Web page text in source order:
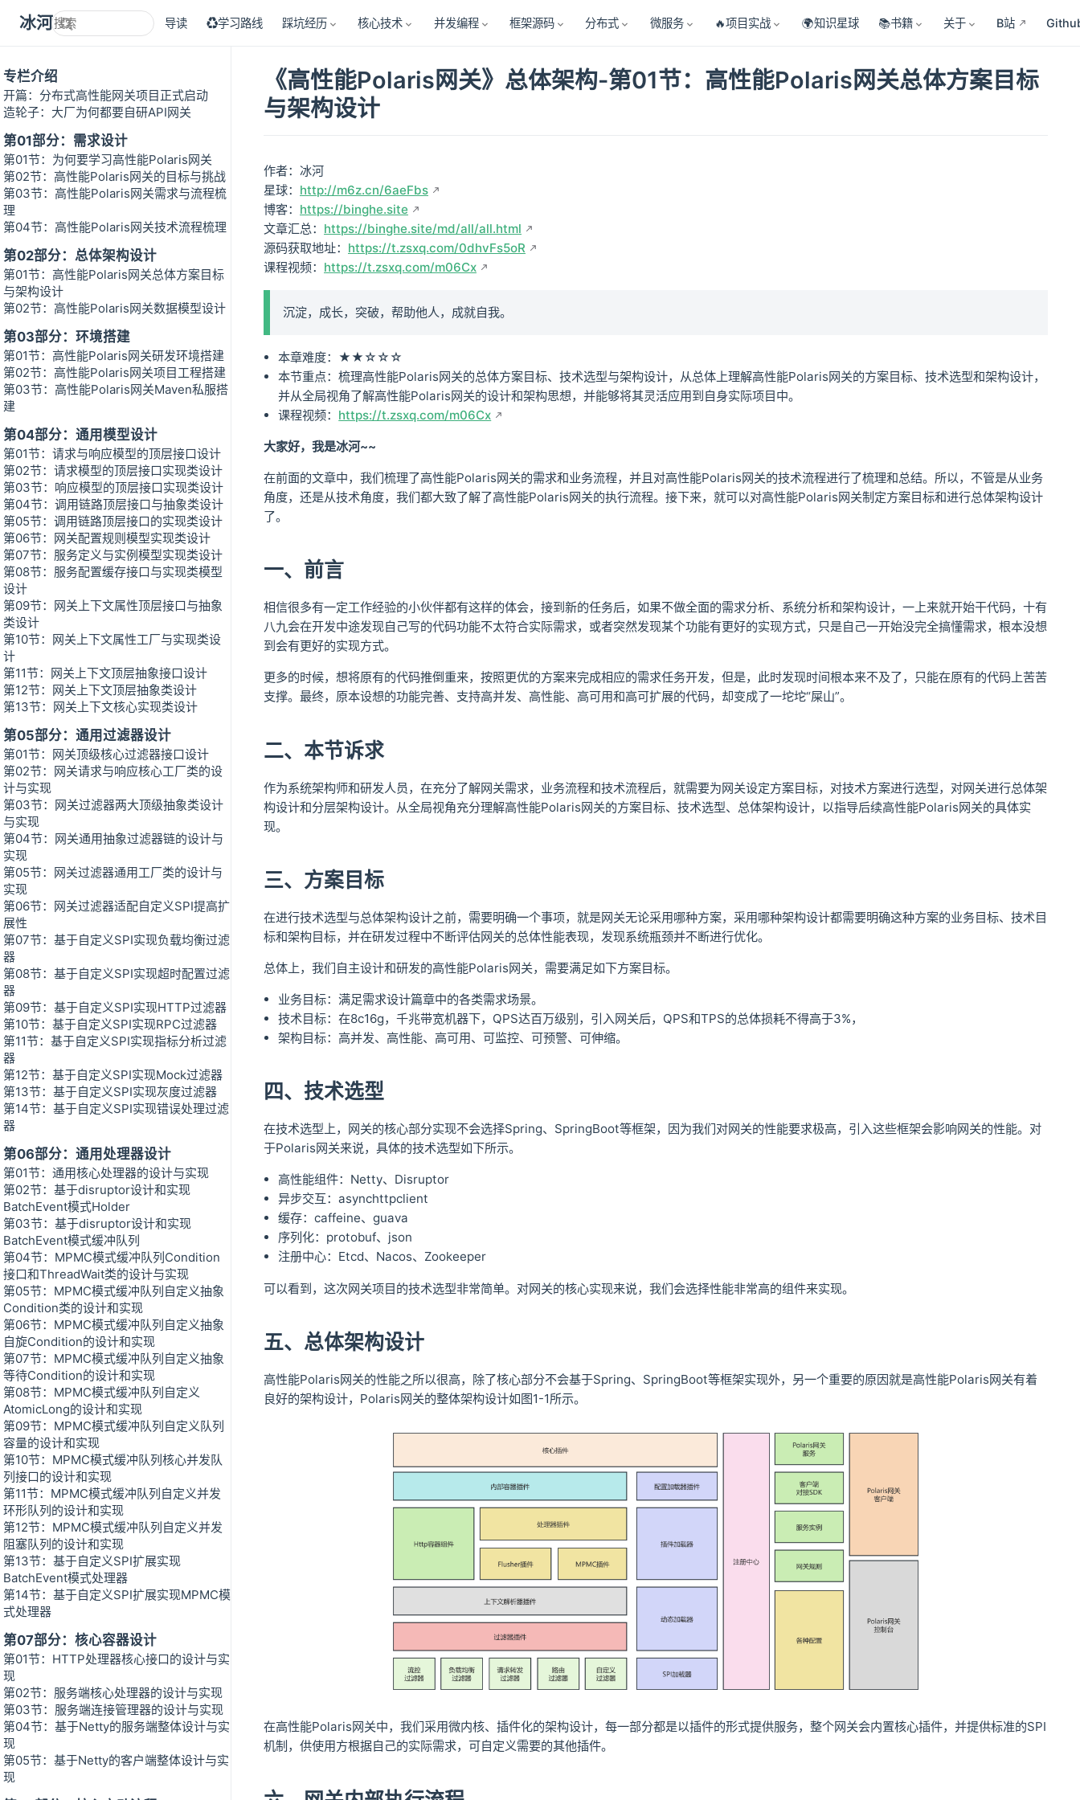
冰河技术 导读 ♻学习路线 踩坑经历 核心技术 并发编程 框架源码 分布式 微服务 🔥项目实战 🌍知识星球 📚书籍 关于 B站
专栏介绍
开篇：分布式高性能网关项目正式启动
造轮子：大厂为何都要自研API网关
第01部分：需求设计
第01节：为何要学习高性能Polaris网关
第02节：高性能Polaris网关的目标与挑战
第03节：高性能Polaris网关需求与流程梳
理
第04节：高性能Polaris网关技术流程梳理
第02部分：总体架构设计
第01节：高性能Polaris网关总体方案目标
与架构设计
第02节：高性能Polaris网关数据模型设计
第03部分：环境搭建
第01节：高性能Polaris网关研发环境搭建
第02节：高性能Polaris网关项目工程搭建
第03节：高性能Polaris网关Maven私服搭
建
第04部分：通用模型设计
第01节：请求与响应模型的顶层接口设计
第02节：请求模型的顶层接口实现类设计
第03节：响应模型的顶层接口实现类设计
第04节：调用链路顶层接口与抽象类设计
第05节：调用链路顶层接口的实现类设计
第06节：网关配置规则模型实现类设计
第07节：服务定义与实例模型实现类设计
第08节：服务配置缓存接口与实现类模型
设计
第09节：网关上下文属性顶层接口与抽象
类设计
第10节：网关上下文属性工厂与实现类设
计
第11节：网关上下文顶层抽象接口设计
第12节：网关上下文顶层抽象类设计
第13节：网关上下文核心实现类设计
第05部分：通用过滤器设计
第01节：网关顶级核心过滤器接口设计
第02节：网关请求与响应核心工厂类的设
计与实现
第03节：网关过滤器两大顶级抽象类设计
与实现
第04节：网关通用抽象过滤器链的设计与
实现
第05节：网关过滤器通用工厂类的设计与
实现
第06节：网关过滤器适配自定义SPI提高扩
展性
第07节：基于自定义SPI实现负载均衡过滤
器
第08节：基于自定义SPI实现超时配置过滤
器
第09节：基于自定义SPI实现HTTP过滤器
第10节：基于自定义SPI实现RPC过滤器
第11节：基于自定义SPI实现指标分析过滤
器
第12节：基于自定义SPI实现Mock过滤器
第13节：基于自定义SPI实现灰度过滤器
第14节：基于自定义SPI实现错误处理过滤
器
第06部分：通用处理器设计
第01节：通用核心处理器的设计与实现
第02节：基于disruptor设计和实现
BatchEvent模式Holder
第03节：基于disruptor设计和实现
BatchEvent模式缓冲队列
第04节：MPMC模式缓冲队列Condition
接口和ThreadWait类的设计与实现
第05节：MPMC模式缓冲队列自定义抽象
Condition类的设计和实现
第06节：MPMC模式缓冲队列自定义抽象
自旋Condition的设计和实现
第07节：MPMC模式缓冲队列自定义抽象
等待Condition的设计和实现
第08节：MPMC模式缓冲队列自定义
AtomicLong的设计和实现
第09节：MPMC模式缓冲队列自定义队列
容量的设计和实现
第10节：MPMC模式缓冲队列核心并发队
列接口的设计和实现
第11节：MPMC模式缓冲队列自定义并发
环形队列的设计和实现
第12节：MPMC模式缓冲队列自定义并发
阻塞队列的设计和实现
第13节：基于自定义SPI扩展实现
BatchEvent模式处理器
第14节：基于自定义SPI扩展实现MPMC模
式处理器
第07部分：核心容器设计
第01节：HTTP处理器核心接口的设计与实
现
第02节：服务端核心处理器的设计与实现
第03节：服务端连接管理器的设计与实现
第04节：基于Netty的服务端整体设计与实
现
第05节：基于Netty的客户端整体设计与实
现
《高性能Polaris网关》总体架构-第01节：高性能Polaris网关总体方案目标
与架构设计
作者：冰河
星球： http://m6z.cn/6aeFbs
博客： https://binghe.site
文章汇总： https://binghe.site/md/all/all.html
源码获取地址： https://t.zsxq.com/0dhvFs5oR
课程视频： https://t.zsxq.com/m06Cx
沉淀，成长，突破，帮助他人，成就自我。
本章难度：★★☆☆☆
本节重点：梳理高性能Polaris网关的总体方案目标、技术选型与架构设计，从总体上理解高性能Polaris网关的方案目标、技术选型和架构设计，
并从全局视角了解高性能Polaris网关的设计和架构思想，并能够将其灵活应用到自身实际项目中。
课程视频： https://t.zsxq.com/m06Cx
大家好，我是冰河~~
在前面的文章中，我们梳理了高性能Polaris网关的需求和业务流程，并且对高性能Polaris网关的技术流程进行了梳理和总结。所以，不管是从业务
角度，还是从技术角度，我们都大致了解了高性能Polaris网关的执行流程。接下来，就可以对高性能Polaris网关制定方案目标和进行总体架构设计
了。
一、前言
相信很多有一定工作经验的小伙伴都有这样的体会，接到新的任务后，如果不做全面的需求分析、系统分析和架构设计，一上来就开始干代码，十有
八九会在开发中途发现自己写的代码功能不太符合实际需求，或者突然发现某个功能有更好的实现方式，只是自己一开始没完全搞懂需求，根本没想
到会有更好的实现方式。
更多的时候，想将原有的代码推倒重来，按照更优的方案来完成相应的需求任务开发，但是，此时发现时间根本来不及了，只能在原有的代码上苦苦
支撑。最终，原本设想的功能完善、支持高并发、高性能、高可用和高可扩展的代码，却变成了一坨坨“屎山”。
二、本节诉求
作为系统架构师和研发人员，在充分了解网关需求，业务流程和技术流程后，就需要为网关设定方案目标，对技术方案进行选型，对网关进行总体架
构设计和分层架构设计。从全局视角充分理解高性能Polaris网关的方案目标、技术选型、总体架构设计，以指导后续高性能Polaris网关的具体实
现。
三、方案目标
在进行技术选型与总体架构设计之前，需要明确一个事项，就是网关无论采用哪种方案，采用哪种架构设计都需要明确这种方案的业务目标、技术目
标和架构目标，并在研发过程中不断评估网关的总体性能表现，发现系统瓶颈并不断进行优化。
总体上，我们自主设计和研发的高性能Polaris网关，需要满足如下方案目标。
业务目标：满足需求设计篇章中的各类需求场景。
技术目标：在8c16g，千兆带宽机器下，QPS达百万级别，引入网关后，QPS和TPS的总体损耗不得高于3%，
架构目标：高并发、高性能、高可用、可监控、可预警、可伸缩。
四、技术选型
在技术选型上，网关的核心部分实现不会选择Spring、SpringBoot等框架，因为我们对网关的性能要求极高，引入这些框架会影响网关的性能。对
于Polaris网关来说，具体的技术选型如下所示。
高性能组件：Netty、Disruptor
异步交互：asynchttpclient
缓存：caffeine、guava
序列化：protobuf、json
注册中心：Etcd、Nacos、Zookeeper
可以看到，这次网关项目的技术选型非常简单。对网关的核心实现来说，我们会选择性能非常高的组件来实现。
五、总体架构设计
高性能Polaris网关的性能之所以很高，除了核心部分不会基于Spring、SpringBoot等框架实现外，另一个重要的原因就是高性能Polaris网关有着
良好的架构设计，Polaris网关的整体架构设计如图1-1所示。
在高性能Polaris网关中，我们采用微内核、插件化的架构设计，每一部分都是以插件的形式提供服务，整个网关会内置核心插件，并提供标准的SPI
机制，供使用方根据自己的实际需求，可自定义需要的其他插件。